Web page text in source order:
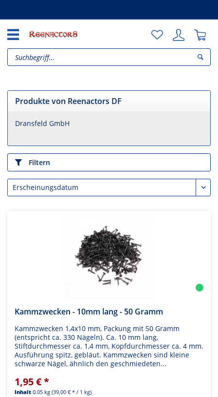
Produkte von Reenactors DF
Dransfeld GmbH
Filtern
Kammzwecken - 10mm lang - 50 Gramm
Kammzwecken 1,4x10 mm, Packung mit 50 Gramm
(entspricht ca. 330 Nägeln). Ca. 10 mm lang,
Stiftdurchmesser ca. 1,4 mm, Kopfdurchmesser ca. 4 mm.
Ausführung spitz, gebläut. Kammzwecken sind kleine
schwarze Nägel, ähnlich den geschmiedeten...
1,95 € *
Inhalt 0.05 kg (39,00 € * / 1 kg)